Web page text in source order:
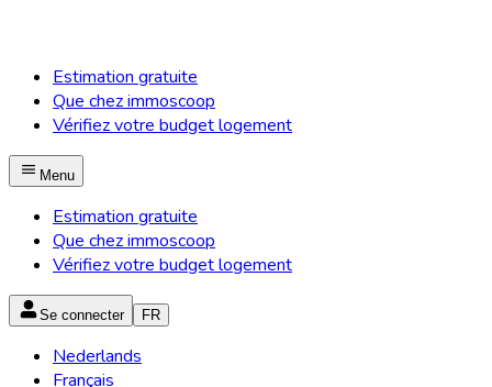
Estimation gratuite
Que chez immoscoop
Vérifiez votre budget logement
Menu
Estimation gratuite
Que chez immoscoop
Vérifiez votre budget logement
Se connecter FR
Nederlands
Français